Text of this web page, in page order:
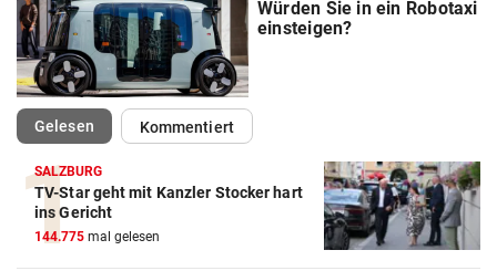
Würden Sie in ein Robotaxi
einsteigen?
Gelesen(ausgewählt)Kommentiert
SALZBURG
TV-Star geht mit Kanzler Stocker hart
ins Gericht
144.775 mal gelesen